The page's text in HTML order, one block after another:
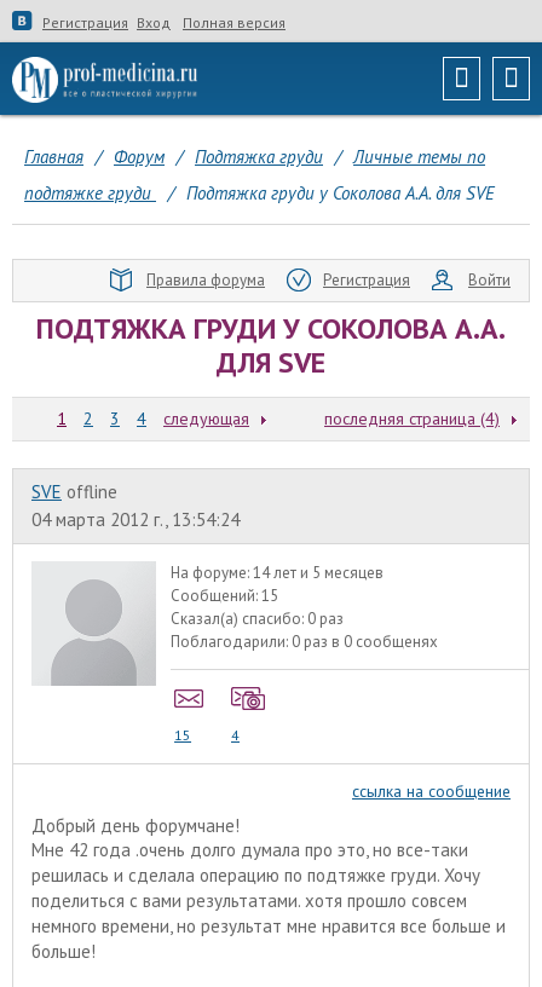
Регистрация Вход Полная версия
Главная / Форум / Подтяжка груди / Личные темы по
подтяжке груди
/ Подтяжка груди у Соколова А.А. для SVE
Правила форума Регистрация Войти
ПОДТЯЖКА ГРУДИ У СОКОЛОВА А.А.
ДЛЯ SVE
1 2 3 4 следующая последняя страница (4)
SVE offline
04 марта 2012 г., 13:54:24
На форуме:14 лет и 5 месяцев
Сообщений:15
Сказал(а) спасибо: 0 раз
Поблагодарили: 0 раз в 0 сообщенях
15 4
ссылка на сообщение
Добрый день форумчане!
Мне 42 года .очень долго думала про это, но все-таки
решилась и сделала операцию по подтяжке груди. Хочу
поделиться с вами результатами. хотя прошло совсем
немного времени, но результат мне нравится все больше и
больше!